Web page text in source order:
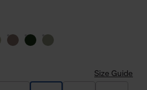
Size Guide